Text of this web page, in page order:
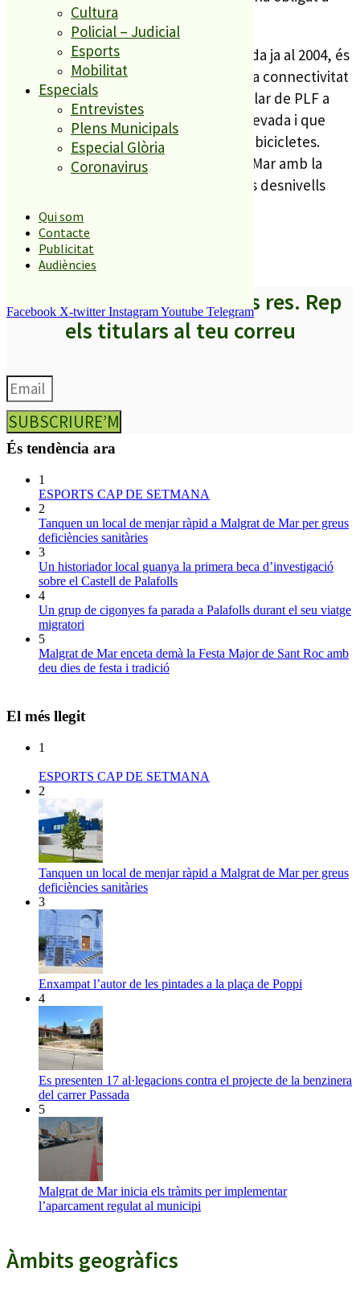
Cultura
Policial – Judicial
Esports
Mobilitat
Especials
Entrevistes
Plens Municipals
Especial Glòria
Coronavirus
Qui som
Contacte
Publicitat
Audiències
Facebook X-twitter InstagramYoutube Telegram
mantenir aturada l’obra.
La passera, una infraestructura pensada ja al 2004, és
l’aposta del govern local per garantir la connectivitat
entre el barri de St. Lluís i la zona escolar de PLF a
través d’una passarel•la de disseny, elevada i que
permetrà la circulació de vianants i de bicicletes.
Aquesta passera connectarà l’Avd del Mar amb la
Rambla de Les Ferreries tot salvant els desnivells
A partir d’ara no et perdis res. Rep
els titulars al teu correu
SUBSCRIURE’M
És tendència ara
1
ESPORTS CAP DE SETMANA
2
Tanquen un local de menjar ràpid a Malgrat de Mar per greus
deficiències sanitàries
3
Un historiador local guanya la primera beca d’investigació
sobre el Castell de Palafolls
4
Un grup de cigonyes fa parada a Palafolls durant el seu viatge
migratori
5
Malgrat de Mar enceta demà la Festa Major de Sant Roc amb
deu dies de festa i tradició
El més llegit
1
ESPORTS CAP DE SETMANA
2
Tanquen un local de menjar ràpid a Malgrat de Mar per greus
deficiències sanitàries
3
Enxampat l’autor de les pintades a la plaça de Poppi
4
Es presenten 17 al·legacions contra el projecte de la benzinera
del carrer Passada
5
Malgrat de Mar inicia els tràmits per implementar
l’aparcament regulat al municipi
Àmbits geogràfics